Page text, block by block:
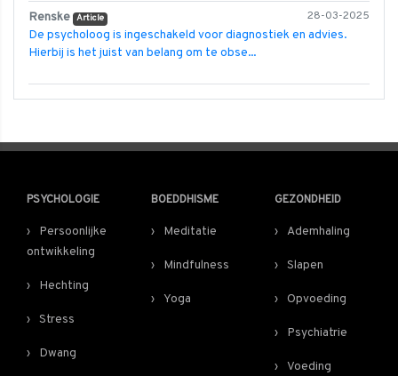
28-03-2025
Renske Article
De psycholoog is ingeschakeld voor diagnostiek en advies.
Hierbij is het juist van belang om te obse...
PSYCHOLOGIE
Persoonlijke
ontwikkeling
Hechting
Stress
Dwang
BOEDDHISME
Meditatie
Mindfulness
Yoga
GEZONDHEID
Ademhaling
Slapen
Opvoeding
Psychiatrie
Voeding